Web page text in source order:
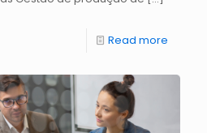
Read more